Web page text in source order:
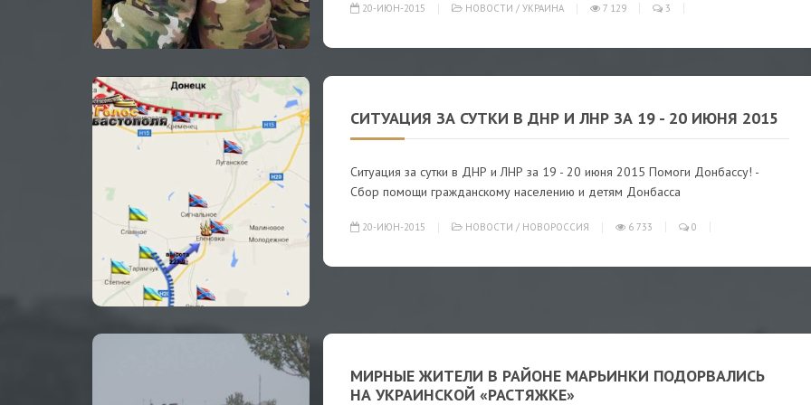
20-ИЮН-2015 НОВОСТИ / УКРАИНА 7 129 3
СИТУАЦИЯ ЗА СУТКИ В ДНР И ЛНР ЗА 19 - 20 ИЮНЯ 2015
Ситуация за сутки в ДНР и ЛНР за 19 - 20 июня 2015 Помоги Донбассу! -
Сбор помощи гражданскому населению и детям Донбасса
20-ИЮН-2015 НОВОСТИ / НОВОРОССИЯ 6 733 0
МИРНЫЕ ЖИТЕЛИ В РАЙОНЕ МАРЬИНКИ ПОДОРВАЛИСЬ
НА УКРАИНСКОЙ «РАСТЯЖКЕ»